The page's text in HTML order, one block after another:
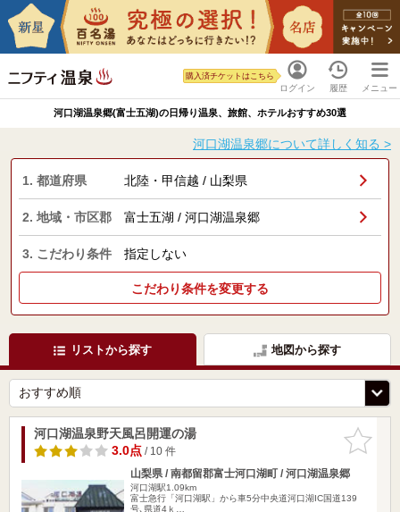
ログイン
購入済チケットはこちら
履歴 メニュー
河口湖温泉郷(富士五湖)の日帰り温泉、旅館、ホテルおすすめ30選
河口湖温泉郷について詳しく知る >
1. 都道府県 北陸・甲信越 / 山梨県
2. 地域・市区郡 富士五湖 / 河口湖温泉郷
3. こだわり条件 指定しない
こだわり条件を変更する
リストから探す 地図から探す
お気に入
りに追加
河口湖温泉野天風呂開運の湯
3.0点/ 10 件
山梨県 / 南都留郡富士河口湖町 / 河口湖温泉郷
河口湖駅1.09km
富士急行「河口湖駅」から車5分中央道河口湖IC国道139
号､県道4ｋ…